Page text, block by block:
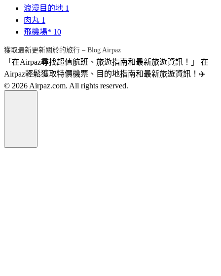
浪漫目的地 1
肉丸 1
飛機場* 10
獲取最新更新關於的旅行 – Blog Airpaz
「在Airpaz尋找超值航班、旅遊指南和最新旅遊資訊！」 在
Airpaz輕鬆獲取特價機票、目的地指南和最新旅遊資訊！✈️
© 2026 Airpaz.com. All rights reserved.